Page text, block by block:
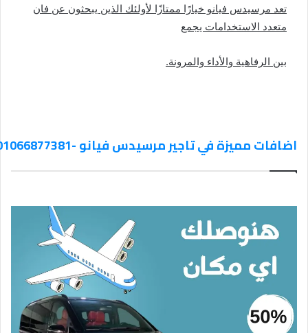
تعد مرسيدس فيانو خيارًا ممتازًا لأولئك الذين يبحثون عن فان
متعدد الاستخدامات يجمع
بين الرفاهية والأداء والمرونة.
اضافات مميزة في تاجير مرسيدس فيانو -01066877381